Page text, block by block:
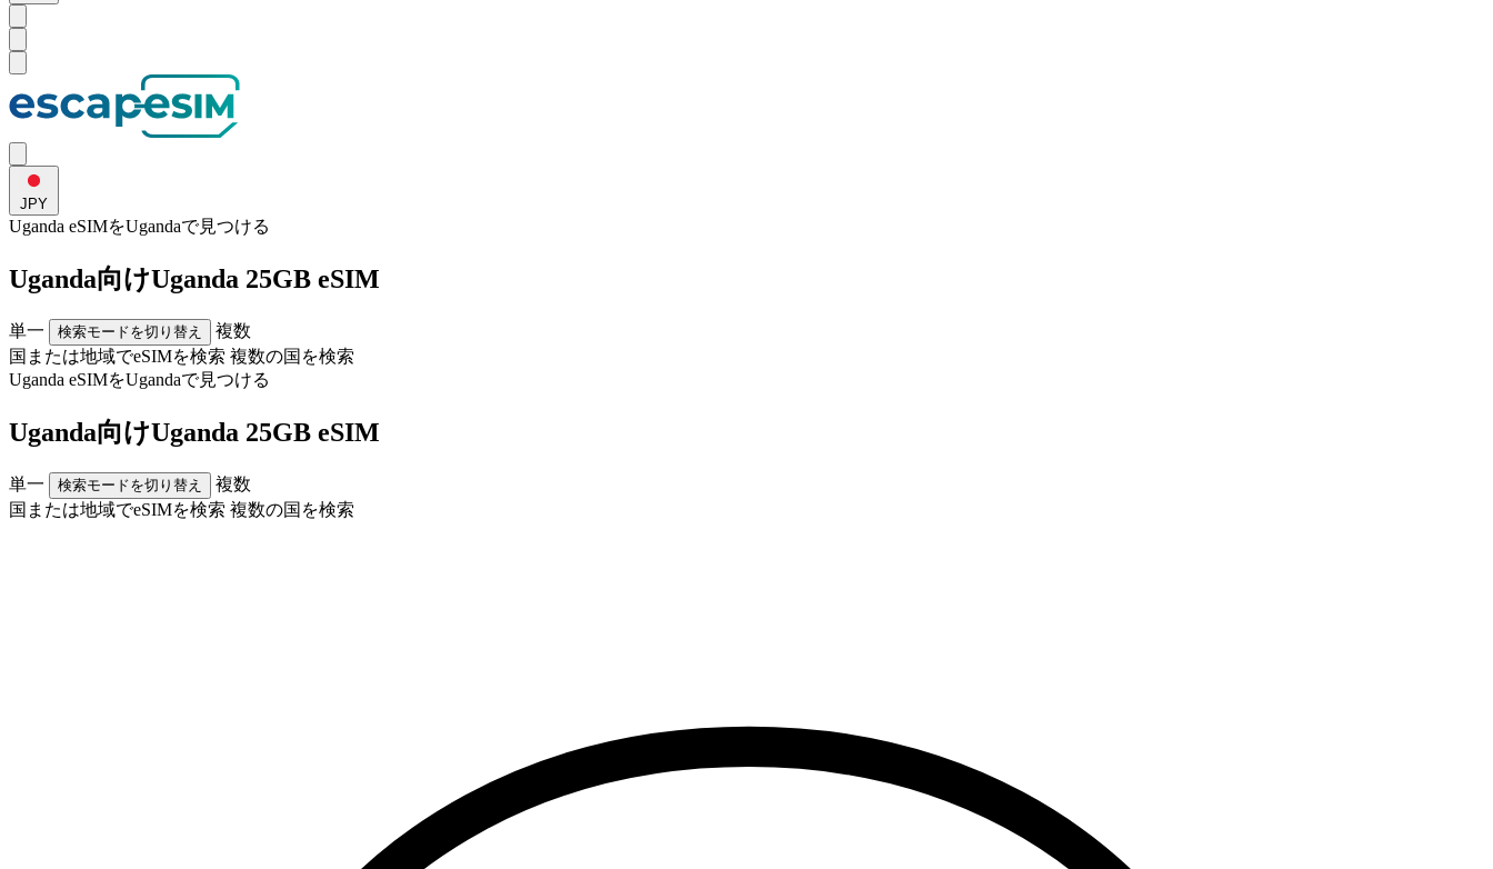
JPY
Uganda eSIMをUgandaで見つける
Uganda向けUganda 25GB eSIM
単一 検索モードを切り替え
複数
国または地域でeSIMを検索 複数の国を検索
Uganda eSIMをUgandaで見つける
Uganda向けUganda 25GB eSIM
単一 検索モードを切り替え
複数
国または地域でeSIMを検索 複数の国を検索